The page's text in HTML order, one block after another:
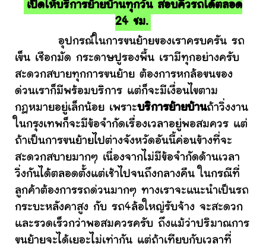
เปิดให้บริการย้ายบ้านทุกวัน สอบคิวรถได้ตลอด
24 ชม.
อุปกรณ์ในการขนย้ายของเราครบครัน รถ
เข็น เชือกมัด กระดาษปูรองพื้น เรามีทุกอย่างครับ
สะดวกสบายทุกการขนย้าย ต้องการหกล้อขนของ
ด่วนเราก็มีพร้อมบริการ แต่ก็จะมีเงื่อนไขตาม
กฎหมายอยู่เล็กน้อย เพราะบริการย้ายบ้านถ้าวิ่งงาน
ในกรุงเทพก็จะมีข้อจำกัดเรื่องเวลาอยู่พอสมควร แต่
ถ้าเป็นการขนย้ายไปต่างจังหวัดอันนี้ค่อนข้างที่จะ
สะดวกสบายมากๆ เนื่องจากไม่มีข้อจำกัดด้านเวลา
วิ่งกันได้ตลอดตั้งแต่เช้าไปจนถึงกลางคืน ในกรณีที่
ลูกค้าต้องการรถด่วนมากๆ ทางเราจะแนะนำเป็นรถ
กระบะหลังคาสูง กับ รถ4ล้อใหญ่รับจ้าง จะสะดวก
และรวดเร็วกว่าพอสมควรครับ ถึงแม้ว่าปริมาณการ
ขนย้ายจะได้เยอะไม่เท่ากัน แต่ถ้าเทียบกับเวลาที่